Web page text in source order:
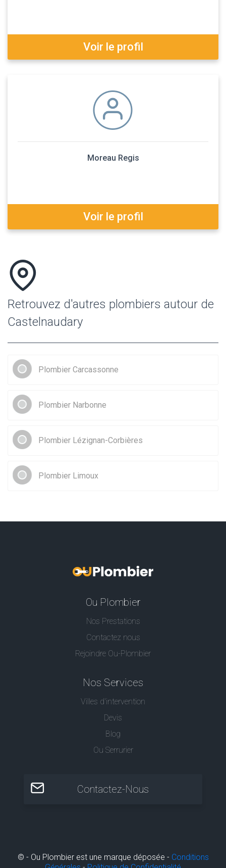
Voir le profil
Moreau Regis
Voir le profil
Retrouvez d'autres plombiers autour de
Castelnaudary
Plombier Carcassonne
Plombier Narbonne
Plombier Lézignan-Corbières
Plombier Limoux
Ou Plombier
Nos Prestations
Contactez nous
Rejoindre Ou-Plombier
Nos Services
Villes d'intervention
Devis
Blog
Ou Serrurier
Contactez-Nous
© - Ou Plombier est une marque déposée - Conditions